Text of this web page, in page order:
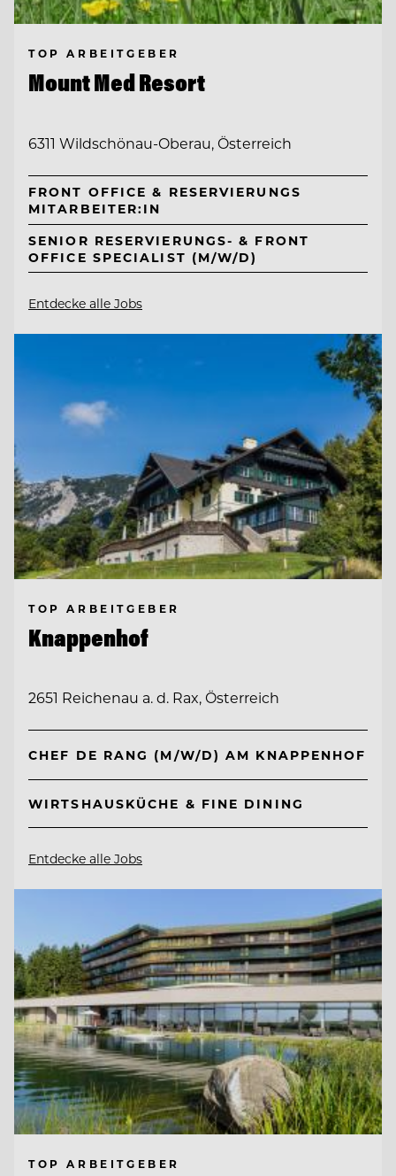
TOP ARBEITGEBER
Mount Med Resort
6311 Wildschönau-Oberau, Österreich
FRONT OFFICE & RESERVIERUNGS
MITARBEITER:IN
SENIOR RESERVIERUNGS- & FRONT
OFFICE SPECIALIST (M/W/D)
Entdecke alle Jobs
TOP ARBEITGEBER
Knappenhof
2651 Reichenau a. d. Rax, Österreich
CHEF DE RANG (M/W/D) AM KNAPPENHOF
WIRTSHAUSKÜCHE & FINE DINING
Entdecke alle Jobs
TOP ARBEITGEBER